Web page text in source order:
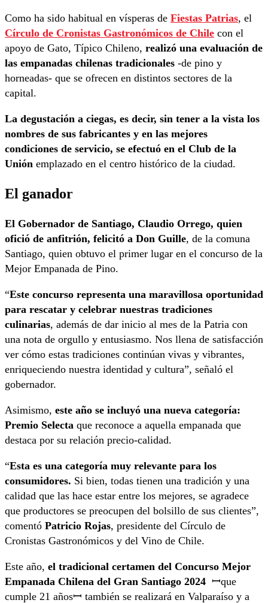
Como ha sido habitual en vísperas de Fiestas Patrias, el
Círculo de Cronistas Gastronómicos de Chile con el
apoyo de Gato, Típico Chileno, realizó una evaluación de
las empanadas chilenas tradicionales -de pino y
horneadas- que se ofrecen en distintos sectores de la
capital.
La degustación a ciegas, es decir, sin tener a la vista los
nombres de sus fabricantes y en las mejores
condiciones de servicio, se efectuó en el Club de la
Unión emplazado en el centro histórico de la ciudad.
El ganador
El Gobernador de Santiago, Claudio Orrego, quien
ofició de anfitrión, felicitó a Don Guille, de la comuna
Santiago, quien obtuvo el primer lugar en el concurso de la
Mejor Empanada de Pino.
“Este concurso representa una maravillosa oportunidad
para rescatar y celebrar nuestras tradiciones
culinarias, además de dar inicio al mes de la Patria con
una nota de orgullo y entusiasmo. Nos llena de satisfacción
ver cómo estas tradiciones continúan vivas y vibrantes,
enriqueciendo nuestra identidad y cultura”, señaló el
gobernador.
Asimismo, este año se incluyó una nueva categoría:
Premio Selecta que reconoce a aquella empanada que
destaca por su relación precio-calidad.
“Esta es una categoría muy relevante para los
consumidores. Si bien, todas tienen una tradición y una
calidad que las hace estar entre los mejores, se agradece
que productores se preocupen del bolsillo de sus clientes”,
comentó Patricio Rojas, presidente del Círculo de
Cronistas Gastronómicos y del Vino de Chile.
Este año, el tradicional certamen del Concurso Mejor
Empanada Chilena del Gran Santiago 2024 ꟷque
cumple 21 añosꟷ también se realizará en Valparaíso y a